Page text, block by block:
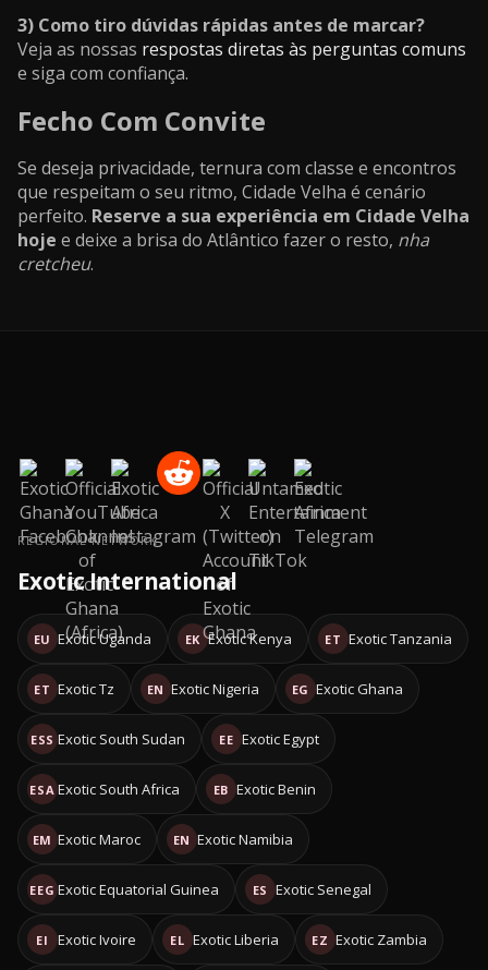
3) Como tiro dúvidas rápidas antes de marcar?
Veja as nossas respostas diretas às perguntas comuns
e siga com confiança.
Fecho Com Convite
Se deseja privacidade, ternura com classe e encontros
que respeitam o seu ritmo, Cidade Velha é cenário
perfeito. Reserve a sua experiência em Cidade Velha
hoje e deixe a brisa do Atlântico fazer o resto, nha
cretcheu.
REGIONAL NETWORK
Exotic International
EU Exotic Uganda EK Exotic Kenya ET Exotic Tanzania
ET Exotic Tz EN Exotic Nigeria EG Exotic Ghana
ESS Exotic South Sudan EE Exotic Egypt
ESA Exotic South Africa EB Exotic Benin
EM Exotic Maroc EN Exotic Namibia
EEG Exotic Equatorial Guinea ES Exotic Senegal
EI Exotic Ivoire EL Exotic Liberia EZ Exotic Zambia